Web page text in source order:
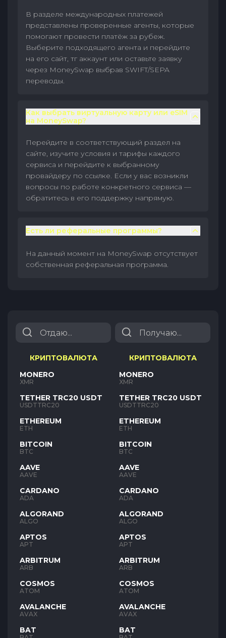
В разделе международных платежей
представлены проверенные агенты, которые
помогают провести платёж за рубеж.
Выберите подходящего агента и перейдите
на его сайт, тг аккаунт или оставьте заявку
через MoneySwap выбрав SWIFT/SEPA
переводы.
Как выбрать виртуальную карту или eSIM
на MoneySwap?
Перейдите в соответствующий раздел на
сайте, изучите условия и тарифы каждого
сервиса и перейдите к выбранному
провайдеру по ссылке. Если у вас возникли
вопросы по работе конкретного сервиса —
обратитесь в его поддержку напрямую.
Есть ли реферальные программы?
На данный момент на MoneySwap отсутствует
собственная реферальная программа.
КРИПТОВАЛЮТА
MONERO
XMR
TETHER TRC20 USDT
USDTTRC20
ETHEREUM
ETH
BITCOIN
BTC
AAVE
AAVE
CARDANO
ADA
ALGORAND
ALGO
APTOS
APT
ARBITRUM
ARB
COSMOS
ATOM
AVALANCHE
AVAX
BAT
КРИПТОВАЛЮТА
MONERO
XMR
TETHER TRC20 USDT
USDTTRC20
ETHEREUM
ETH
BITCOIN
BTC
AAVE
AAVE
CARDANO
ADA
ALGORAND
ALGO
APTOS
APT
ARBITRUM
ARB
COSMOS
ATOM
AVALANCHE
AVAX
BAT